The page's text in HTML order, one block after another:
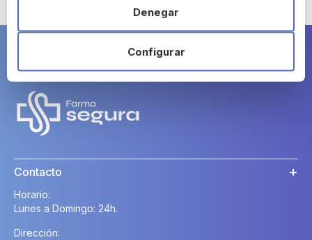
Configurar
Denegar
Farma Segura
Contacto
Horario:
Lunes a Domingo: 24h.
Dirección: